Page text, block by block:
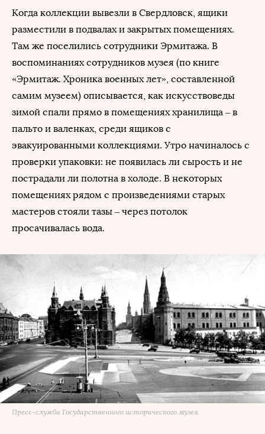
Когда коллекции вывезли в Свердловск, ящики
разместили в подвалах и закрытых помещениях.
Там же поселились сотрудники Эрмитажа. В
воспоминаниях сотрудников музея (по книге
«Эрмитаж. Хроника военных лет», составленной
самим музеем) описывается, как искусствоведы
зимой спали прямо в помещениях хранилища – в
пальто и валенках, среди ящиков с
эвакуированными коллекциями. Утро начиналось с
проверки упаковки: не появилась ли сырость и не
пострадали ли полотна в холоде. В некоторых
помещениях рядом с произведениями старых
мастеров стояли тазы – через потолок
просачивалась вода.
Пресс-служба Государственного исторического музея